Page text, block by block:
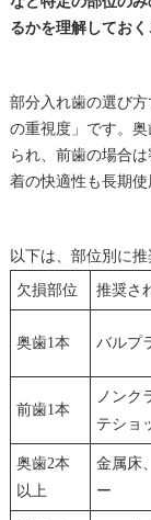
るかを理解してお
部分入れ歯の選び
の重視度」です。
られ、前歯の場合
着の快適性も長期使
以下は、部位別に推
欠損部位 推奨さ
奥歯1本 バルプ
前歯1本
ノンク
テショ
奥歯2本
以上
金属床
ー